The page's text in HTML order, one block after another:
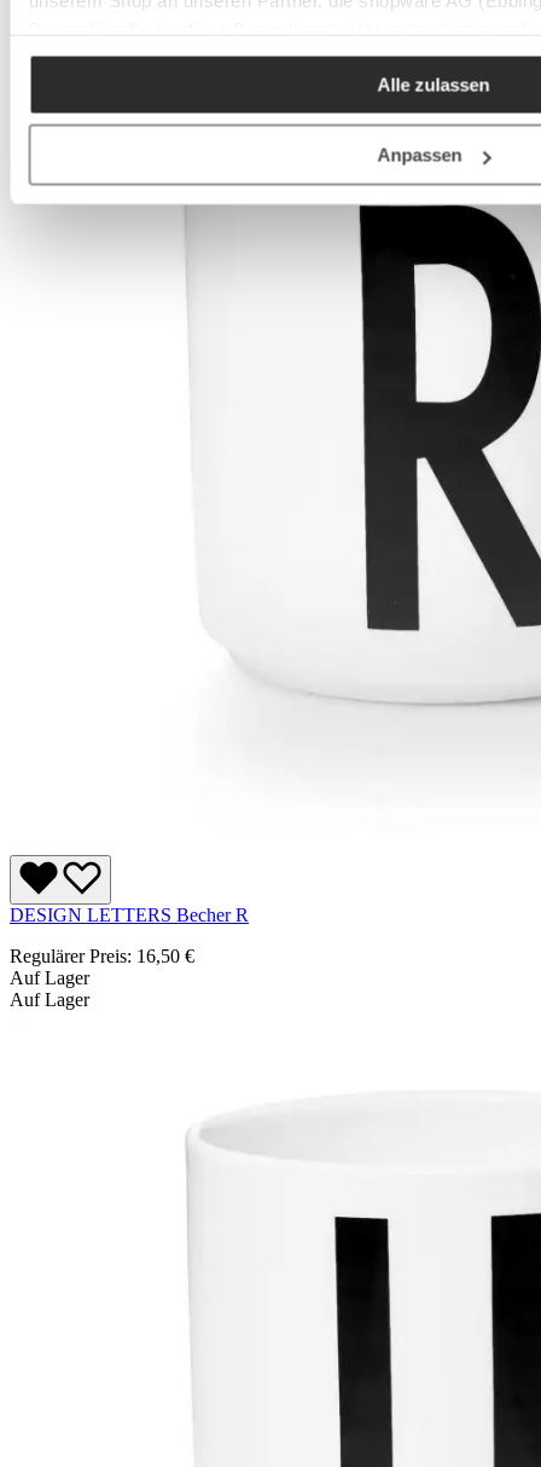
Zwecken (z.B. Produktverbesserungen,
Alle zulassen
Anpassen
DESIGN LETTERS Becher R
Regulärer Preis: 16,50 €
Auf Lager
Auf Lager